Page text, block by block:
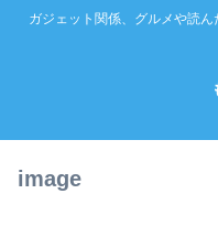
ガジェット関係、グルメや読
image